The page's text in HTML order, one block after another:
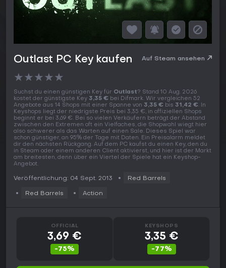
Outlast PC Key kaufen Auf Steam ansehen
★★★★★
Suchst du einen günstigen Key für Outlast? Stand 10 Aug. 2026
kostet der günstigste Key 3,35 € bei Difmark. Wir vergleichen 52
Angebote aus 14 Shops mit einer Spanne von 3,35 € bis 31,42 €. In
Keyshops liegt der niedrigste Preis bei 3,35 €, in offiziellen Shops
beginnt er bei 3,69 €. Bei so vielen Verkäufern beträgt der Abstand
zwischen den Extremen oft ein Vielfaches, die Shopwahl wiegt hier
also schwerer als das Warten auf einen Sale. Dieses Spiel war
schon günstiger, an 95% der Tage mit Daten. Ein Preisalarm meldet
dir den nächsten Rückgang. Auf dem PC kaufst du einen Key, den du
in Steam oder einem anderen Client aktivierst, und hier ist der Markt
am breitesten, denn über ein Viertel der Spiele hat ein Keyshop-
Angebot.
Veröffentlichung: 04 Sept. 2013 Red Barrels
Red Barrels Action
OFFICIAL
3,69 €
-75%
KEYSHOPS
3,35 €
-77%